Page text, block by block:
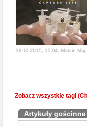
19-11-2015, 15:04, Marcin Maj,
Zobacz wszystkie tagi
Artykuły gościnne